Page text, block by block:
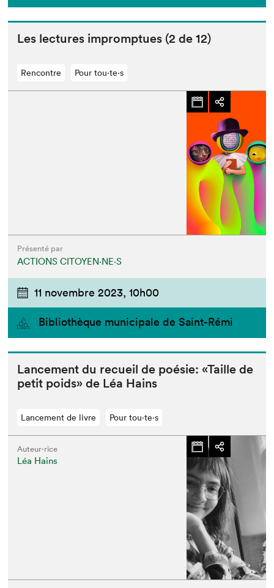
Les lec­tures impromptues (2 de12)
Rencontre Pour tou⋅te⋅s
Présenté par
ACTIONS CITOYEN⋅NE⋅S
11 novembre 2023, 10h00
Bibliothèque municipale de Saint-Rémi
Lance­ment du recueil de poésie: «Taille de
petit poids» de Léa Hains
Lancement de livre Pour tou⋅te⋅s
Auteur·rice
Léa Hains